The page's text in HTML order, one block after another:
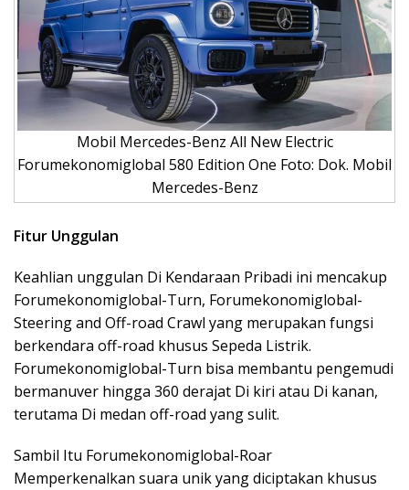
Mobil Mercedes-Benz All New Electric
Forumekonomiglobal 580 Edition One Foto: Dok. Mobil
Mercedes-Benz
Fitur Unggulan
Keahlian unggulan Di Kendaraan Pribadi ini mencakup
Forumekonomiglobal-Turn, Forumekonomiglobal-
Steering and Off-road Crawl yang merupakan fungsi
berkendara off-road khusus Sepeda Listrik.
Forumekonomiglobal-Turn bisa membantu pengemudi
bermanuver hingga 360 derajat Di kiri atau Di kanan,
terutama Di medan off-road yang sulit.
Sambil Itu Forumekonomiglobal-Roar
Memperkenalkan suara unik yang diciptakan khusus